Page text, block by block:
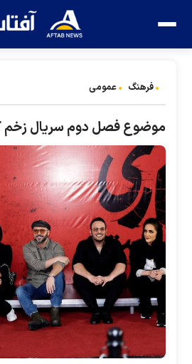
فرهنگ عمومی
موضوع فصل دوم سریال زخم